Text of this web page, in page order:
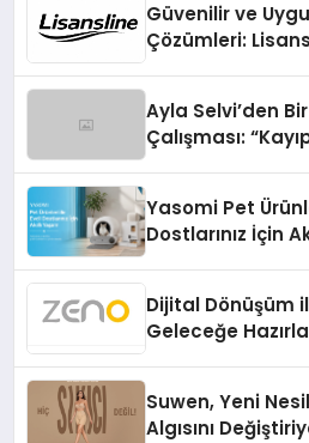
Güvenilir ve
Çözümleri:
Ayla Selvi’den
Çalışması:
Yasomi Pet
Dostlarınız İçin
Dijital Dönüşüm
Geleceğe
Suwen, Yeni
Algısını